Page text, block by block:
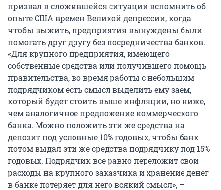
призвал в сложившейся ситуации вспомнить об
опыте США времен Великой депрессии, когда
чтобы выжить, предприятия вынуждены были
помогать друг другу без посредничества банков.
«Для крупного предприятия, имеющего
собственные средства или получившего помощь
правительства, во время работы с небольшим
подрядчиком есть смысл выделить ему заем,
который будет стоить выше инфляции, но ниже,
чем аналогичное предложение коммерческого
банка. Можно положить эти же средства на
депозит под условные 10% годовых, чтобы банк
потом выдал эти же средства подрядчику под 15%
годовых. Подрядчик все равно переложит свои
расходы на крупного заказчика и хранение денег
в банке потеряет для него всякий смысл», –